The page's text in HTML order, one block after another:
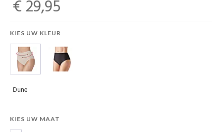
€ 29,95
KIES UW KLEUR
Dune
KIES UW MAAT